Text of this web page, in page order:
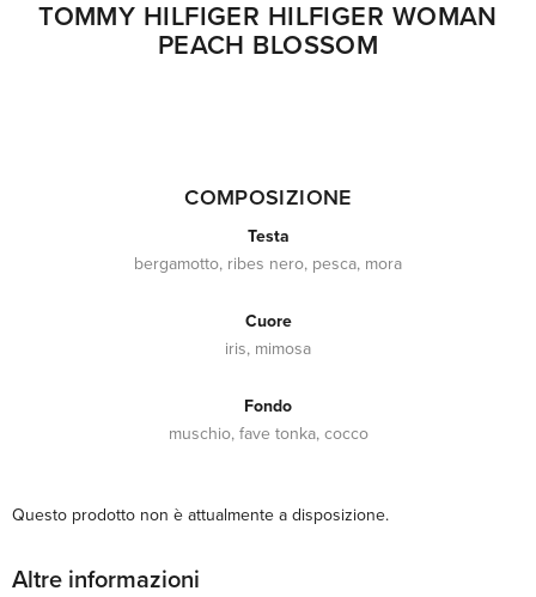
TOMMY HILFIGER HILFIGER WOMAN
PEACH BLOSSOM
COMPOSIZIONE
Testa
bergamotto, ribes nero, pesca, mora
Cuore
iris, mimosa
Fondo
muschio, fave tonka, cocco
Questo prodotto non è attualmente a disposizione.
Altre informazioni